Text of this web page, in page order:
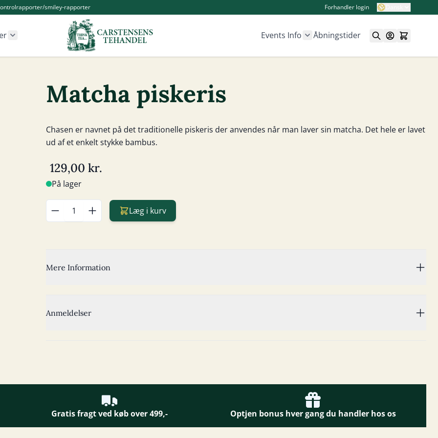
smiley-rapporter Forhandler login
Kander og Tilbehør category
Show submenu for Øvrige produkter category
Events Info
Åbningstider
Matcha piskeris
Chasen er navnet på det traditionelle piskeris der anvendes når man laver sin matcha. Det hele er lavet
ud af et enkelt stykke bambus.
129,00 kr.
På lager
Læg i kurv
Mere Information
Anmeldelser
Gratis fragt ved køb over 499,- Optjen bonus hver gang du handler hos os